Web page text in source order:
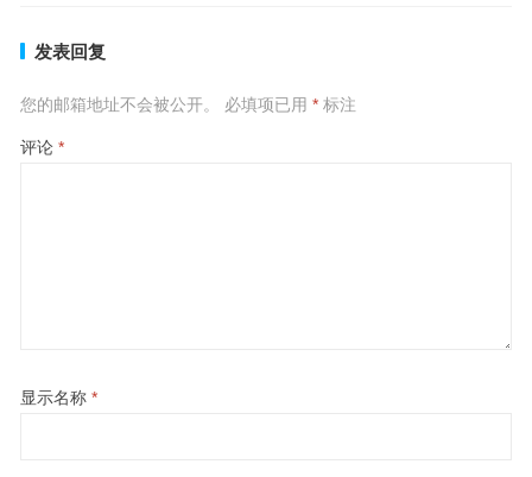
发表回复
您的邮箱地址不会被公开。 必填项已用 *标注
评论 *
显示名称 *